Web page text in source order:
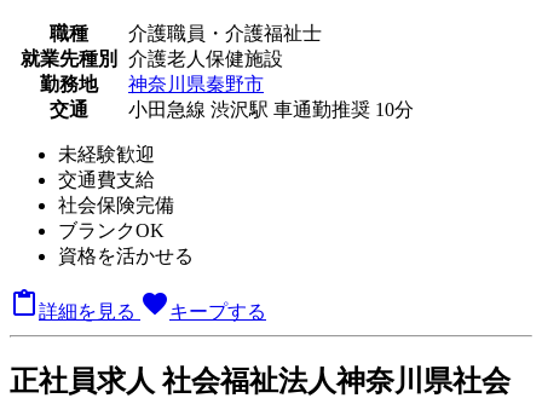
職種
介護職員・介護福祉士
就業先種別
介護老人保健施設
勤務地
神奈川県秦野市
交通
小田急線 渋沢駅 車通勤推奨 10分
未経験歓迎
交通費支給
社会保険完備
ブランクOK
資格を活かせる
詳細を見る favoriteキープする
正社員求人 社会福祉法人神奈川県社会